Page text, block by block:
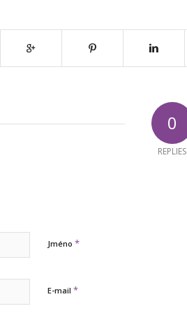
0
REPLIES
Jméno *
E-mail *